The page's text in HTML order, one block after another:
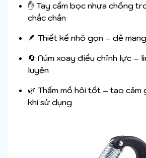
✋ Tay cầm bọc nhựa chống
chắc chắn
🪶 Thiết kế nhỏ gọn – dễ
🔄 Núm xoay điều chỉnh lực –
luyện
🌿 Thấm mồ hôi tốt – tạo cảm
khi sử dụng